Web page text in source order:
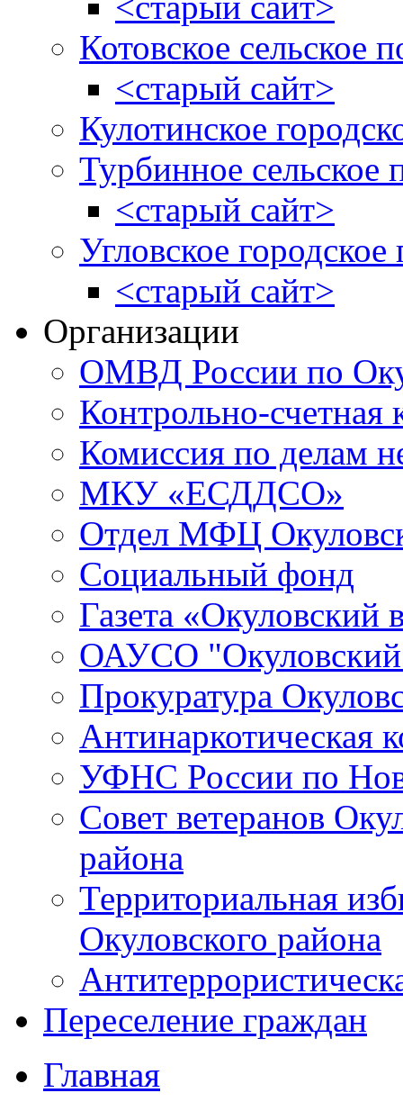
Котовское сельское
<старый сайт>
Кулотинское
Турбинное сельское
<старый сайт>
Угловское городское
<старый сайт>
Организации
ОМВД России по
Контрольно-счетная
Комиссия по делам
МКУ «ЕСДДСО»
Отдел МФЦ
Социальный фонд
Газета «Окуловский
ОАУСО
Прокуратура
Антинаркотическая
УФНС России по
Совет ветеранов
района
Территориальная
Окуловского района
Переселение граждан
Главная